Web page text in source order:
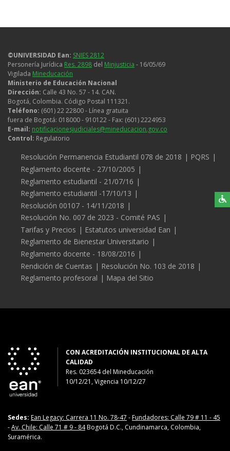
Contratistas y Graduados, entre
otros), el presente Aviso de
Privacidad, como una introducción
a nuestras prácticas para el
procesamiento y/o Tratamiento
de la información personal, de
cada Titular, según corresponda
la Universidad Ean, la definición de
las finalidades que apliquen a
dichos Tratamientos y los canales
por medio de los cuales, puedes
acceder a nuestras Políticas para
el Tratamiento de Datos
Personales, en toda su extensión.
Te informamos que
garantizaremos el ejercicio de tus
conformidad con la normativa
vigente sobre la materia y
anteriormente citada.
en contacto con nosotros a través
©UNIVERSIDAD Ean: SNIES 2812
Personería Jurídica Res. 2898 del Minjusticia - 16/05/69
Vigilada Mineducación
Ministerio de Educación Nacional
Dirección: Calle 43 No. 57 - 14. CAN.
Bogotá, Colombia. Código Postal 111321.
Teléfono: (601) 22 22800 - Línea gratuita
fuera de Bogotá: 018000 - 910122 - Fax: (601) 2224953
E-mail: notificacionesjudiciales@mineducacion.gov.co
Control: Regulatorio
Legales
Resolución Permanencia Estudiantil 078 de 2018
PQRS
Reglamento docente - 27/10/2005
Reglamento estudiantil - 21/07/16
Reglamento estudiantil -17/10/13
Resolución 00107 - 14/11/2018
Resolución No. 007 de 2023 - Comité PAS
Tarifas y Precios
Estatutos universidad Ean
Reglamento de Bienestar Universitario
Reglamento docente - 18/08/2016
Rendición de Cuentas
Resolución No. 103 de 2018
Reglamento profesoral
Mapa del Sitio
CON ACREDITACIÓN INSTITUCIONAL DE ALTA
CALIDAD
Res. 023654del Mineducación
10/12/21, Vigencia 10/12/27
Sedes: Ean Legacy: Carrera 11 No. 78-47 -Fundadores: Calle 79 # 11 - 45
-Av. Chile: Calle 71 # 9 - 84Bogotá D.C., Cundinamarca, Colombia,
Suramérica.